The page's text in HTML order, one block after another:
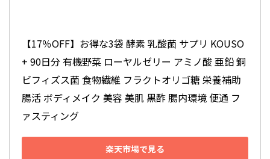
【17％OFF】お得な3袋 酵素 乳酸菌 サプリ KOUSO
+ 90日分 有機野菜 ローヤルゼリー アミノ酸 亜鉛 銅
ビフィズス菌 食物繊維 フラクトオリゴ糖 栄養補助
腸活 ボディメイク 美容 美肌 黒酢 腸内環境 便通 フ
ァスティング
楽天市場で見る